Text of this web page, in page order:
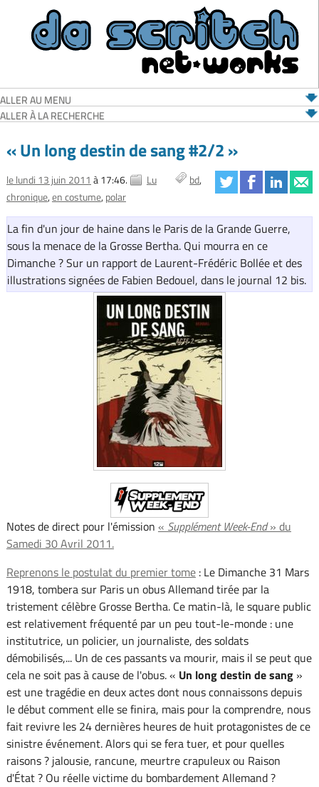
ALLER AU MENU
ALLER À LA RECHERCHE
« Un long destin de sang #2/2 »
le lundi 13 juin 2011 à 17:46. Lu
bd
chronique en costume polar
La fin d'un jour de haine dans le Paris de la Grande Guerre,
sous la menace de la Grosse Bertha. Qui mourra en ce
Dimanche ? Sur un rapport de Laurent-Frédéric Bollée et des
illustrations signées de Fabien Bedouel, dans le journal 12 bis.
Notes de direct pour l'émission « Supplément Week-End» du
Samedi 30 Avril 2011.
Reprenons le postulat du premier tome: Le Dimanche 31 Mars
1918, tombera sur Paris un obus Allemand tirée par la
tristement célèbre Grosse Bertha. Ce matin-là, le square public
est relativement fréquenté par un peu tout-le-monde : une
institutrice, un policier, un journaliste, des soldats
démobilisés,... Un de ces passants va mourir, mais il se peut que
cela ne soit pas à cause de l'obus. « Un long destin de sang»
est une tragédie en deux actes dont nous connaissons depuis
le début comment elle se finira, mais pour la comprendre, nous
fait revivre les 24 dernières heures de huit protagonistes de ce
sinistre événement. Alors qui se fera tuer, et pour quelles
raisons ? jalousie, rancune, meurtre crapuleux ou Raison
d'État ? Ou réelle victime du bombardement Allemand ?